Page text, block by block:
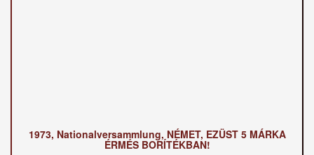
1973, Nationalversammlung, NÉMET, EZÜST 5 MÁRKA
ÉRMÉS BORÍTÉKBAN!